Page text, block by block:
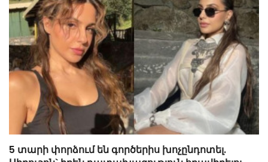
5 տարի փորձում են գործերիս խոչընդոտել.